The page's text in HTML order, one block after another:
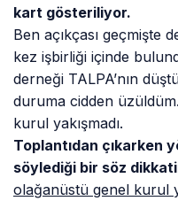
kart gösteriliyor.
Ben açıkçası geçmişte
kez işbirliği içinde
derneği TALPA’nın
duruma cidden
kurul yakışmadı.
Toplantıdan çıkarken
söylediği bir söz
olağanüstü genel kurul